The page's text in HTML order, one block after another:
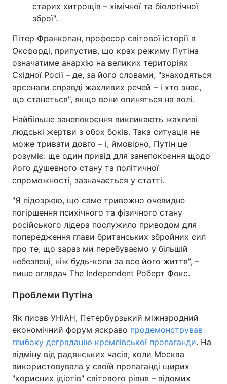
старих хитрощів – хімічної та біологічної
зброї".
Пітер Франкопан, професор світової історії в
Оксфорді, припустив, що крах режиму Путіна
означатиме анархію на великих територіях
Східної Росії – де, за його словами, "знаходяться
арсенали справді жахливих речей – і хто знає,
що станеться", якщо вони опиняться на волі.
Найбільше занепокоєння викликають жахливі
людські жертви з обох боків. Така ситуація не
може тривати довго – і, ймовірно, Путін це
розуміє: ще один привід для занепокоєння щодо
його душевного стану та політичної
спроможності, зазначається у статті.
"Я підозрюю, що саме тривожно очевидне
погіршення психічного та фізичного стану
російського лідера послужило приводом для
попередження глави британських збройних сил
про те, що зараз ми перебуваємо у більшій
небезпеці, ніж будь-коли за все його життя", –
пише оглядач The Independent Роберт Фокс.
Проблеми Путіна
Як писав УНІАН, Петербурзький міжнародний
економічний форум яскраво продемонстрував
глибоку деградацію кремлівської пропаганди. На
відміну від радянських часів, коли Москва
використовувала у своїй пропаганді щирих
"корисних ідіотів" світового рівня – відомих